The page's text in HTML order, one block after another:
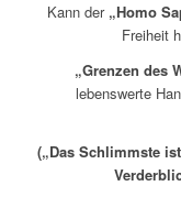
Kann der „Homo
Freiheit
„Grenzen des
lebenswerte
(„Das Schlimmste